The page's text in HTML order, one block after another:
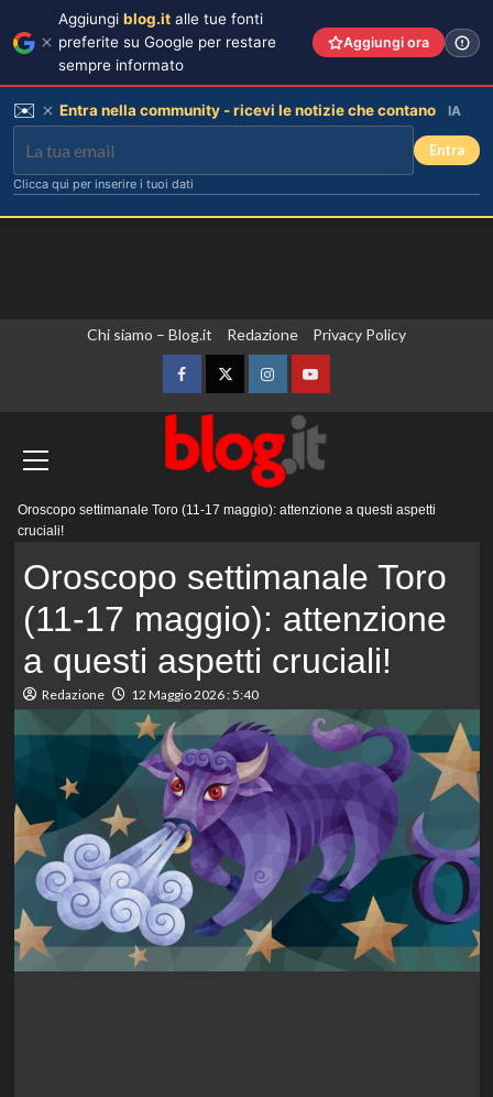
Chi siamo – Blog.it Redazione Privacy Policy
FacebookTwitterInstagramYouTube
principale
Oroscopo settimanale Toro (11-17 maggio): attenzione a questi aspetti
cruciali!
Oroscopo settimanale Toro
(11-17 maggio): attenzione
a questi aspetti cruciali!
Redazione 12 Maggio 2026 : 5:40
Aggiungi blog.it alle tue fonti
preferite su Google per restare
sempre informato
Aggiungi ora
✉️ Entra nella community - ricevi le notizie che contano IA
Entra
Clicca qui per inserire i tuoi dati